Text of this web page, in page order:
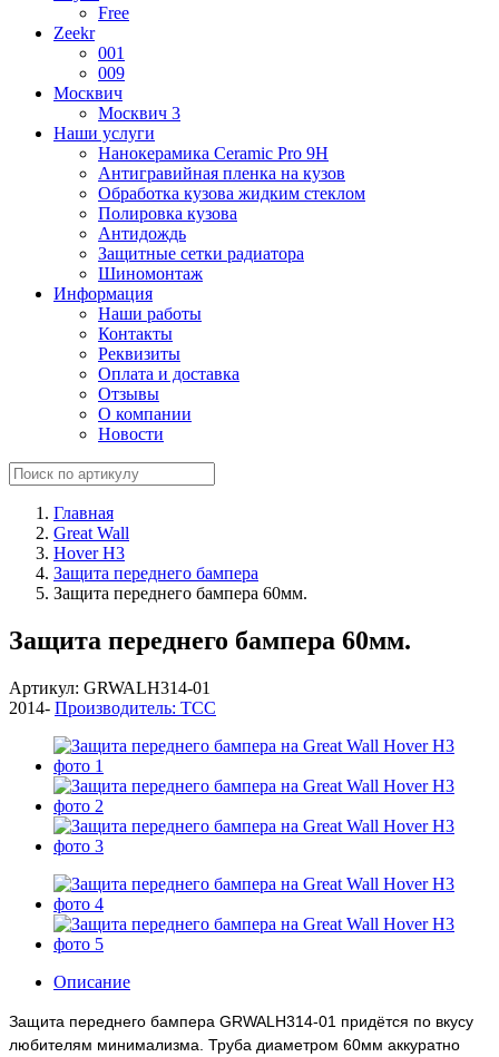
Free
Zeekr
001
009
Москвич
Москвич 3
Наши услуги
Нанокерамика Ceramic Pro 9H
Антигравийная пленка на кузов
Обработка кузова жидким стеклом
Полировка кузова
Антидождь
Защитные сетки радиатора
Шиномонтаж
Информация
Наши работы
Контакты
Реквизиты
Оплата и доставка
Отзывы
О компании
Новости
Главная
Great Wall
Hover H3
Защита переднего бампера
Защита переднего бампера 60мм.
Защита переднего бампера 60мм.
Артикул: GRWALH314-01
2014- Производитель: ТСС
Описание
Защита переднего бампера GRWALH314-01 придётся по вкусу
любителям минимализма. Труба диаметром 60мм аккуратно